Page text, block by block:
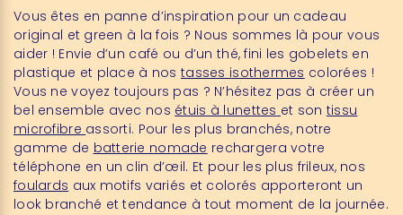
Vous êtes en panne d’inspiration pour un cadeau
original et green à la fois ? Nous sommes là pour vous
aider ! Envie d’un café ou d’un thé, fini les gobelets en
plastique et place à nos tasses isothermes colorées !
Vous ne voyez toujours pas ? N’hésitez pas à créer un
bel ensemble avec nos étuis à lunettes et son tissu
microfibre assorti. Pour les plus branchés, notre
gamme de batterie nomade rechargera votre
téléphone en un clin d’œil. Et pour les plus frileux, nos
foulards aux motifs variés et colorés apporteront un
look branché et tendance à tout moment de la journée.